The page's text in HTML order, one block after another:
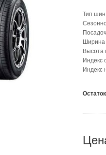
Тип
Высота
Индекс
Индекс